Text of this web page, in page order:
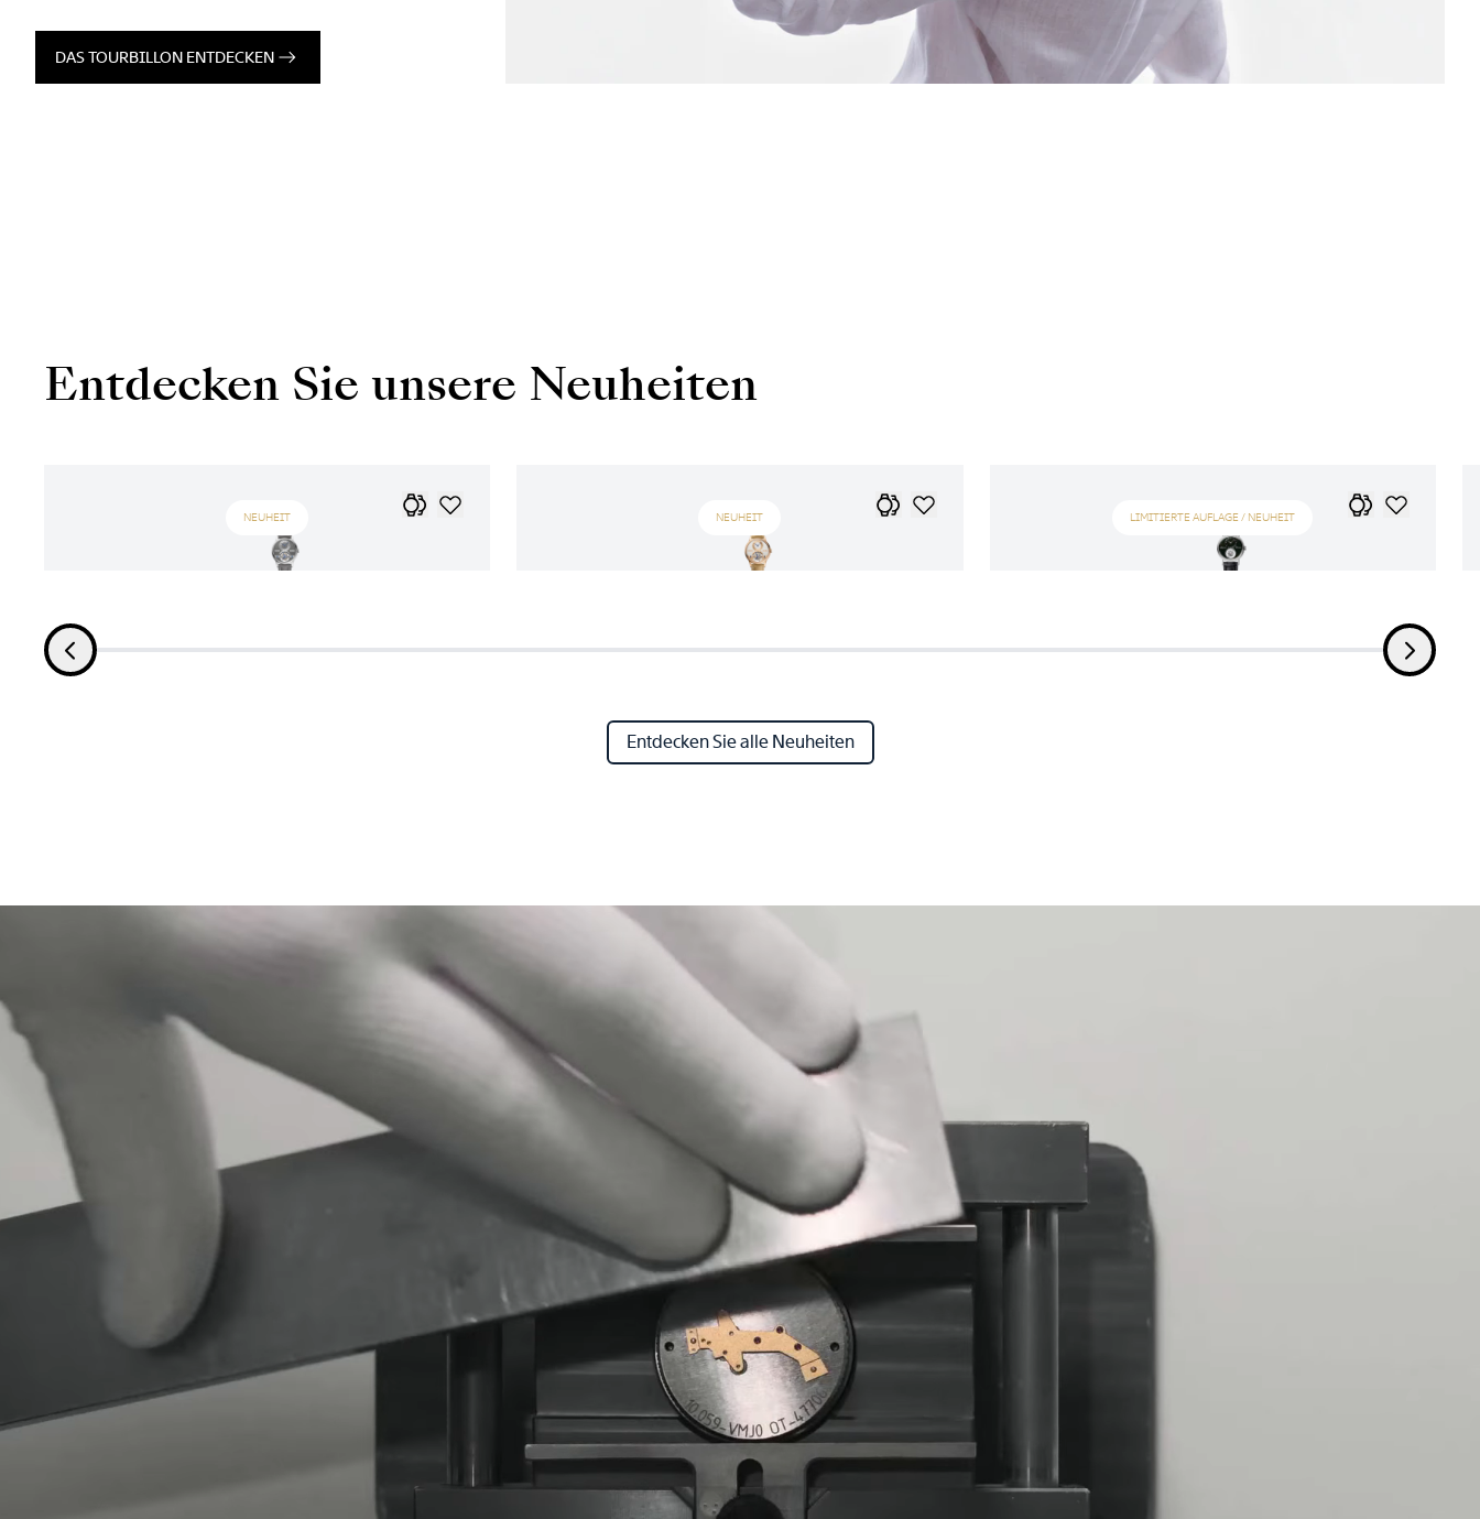
DAS TOURBILLON ENTDECKEN
Entdecken Sie unsere Neuheiten
NEUHEIT NEUHEIT LIMITIERTE AUFLAGE / NEUHEIT
Entdecken Sie alle Neuheiten